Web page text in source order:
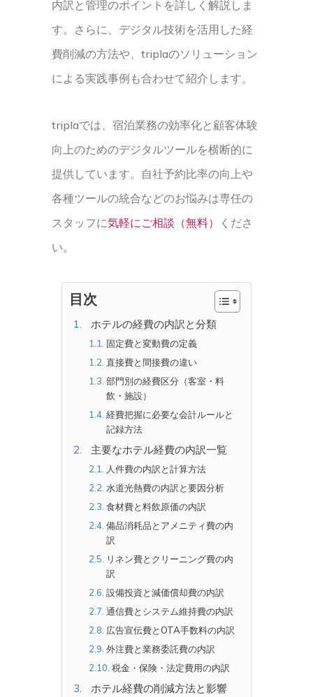
内訳と管理のポイントを詳しく解説しま
す。さらに、デジタル技術を活用した経
費削減の方法や、triplaのソリューション
による実践事例も合わせて紹介します。
triplaでは、宿泊業務の効率化と顧客体験
向上のためのデジタルツールを横断的に
提供しています。自社予約比率の向上や
各種ツールの統合などのお悩みは専任の
スタッフに気軽にご相談（無料）
くださ
い。
目次
ホテルの経費の内訳と分類
固定費と変動費の定義
直接費と間接費の違い
部門別の経費区分（客室・料
飲・施設）
経費把握に必要な会計ルールと
記録方法
主要なホテル経費の内訳一覧
人件費の内訳と計算方法
水道光熱費の内訳と要因分析
食材費と料飲原価の内訳
備品消耗品とアメニティ費の内
訳
リネン費とクリーニング費の内
訳
設備投資と減価償却費の内訳
通信費とシステム維持費の内訳
広告宣伝費とOTA手数料の内訳
外注費と業務委託費の内訳
税金・保険・法定費用の内訳
ホテル経費の削減方法と影響